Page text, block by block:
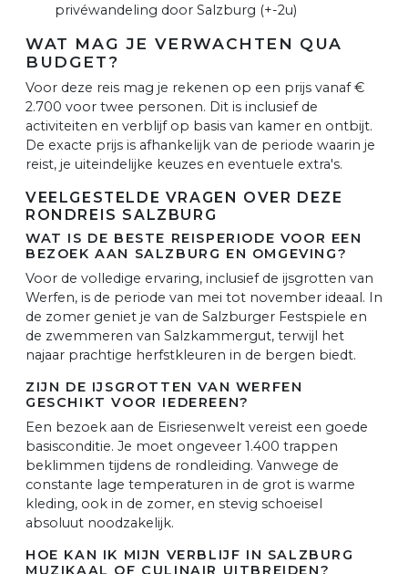
privéwandeling door Salzburg (+-2u)
WAT MAG JE VERWACHTEN QUA
BUDGET?
Voor deze reis mag je rekenen op een prijs vanaf €
2.700 voor twee personen. Dit is inclusief de
activiteiten en verblijf op basis van kamer en ontbijt.
De exacte prijs is afhankelijk van de periode waarin je
reist, je uiteindelijke keuzes en eventuele extra's.
VEELGESTELDE VRAGEN OVER DEZE
RONDREIS SALZBURG
WAT IS DE BESTE REISPERIODE VOOR EEN
BEZOEK AAN SALZBURG EN OMGEVING?
Voor de volledige ervaring, inclusief de ijsgrotten van
Werfen, is de periode van mei tot november ideaal. In
de zomer geniet je van de Salzburger Festspiele en
de zwemmeren van Salzkammergut, terwijl het
najaar prachtige herfstkleuren in de bergen biedt.
ZIJN DE IJSGROTTEN VAN WERFEN
GESCHIKT VOOR IEDEREEN?
Een bezoek aan de Eisriesenwelt vereist een goede
basisconditie. Je moet ongeveer 1.400 trappen
beklimmen tijdens de rondleiding. Vanwege de
constante lage temperaturen in de grot is warme
kleding, ook in de zomer, en stevig schoeisel
absoluut noodzakelijk.
HOE KAN IK MIJN VERBLIJF IN SALZBURG
MUZIKAAL OF CULINAIR UITBREIDEN?